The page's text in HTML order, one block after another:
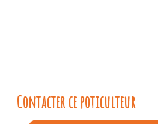
Contacter ce poticulteur